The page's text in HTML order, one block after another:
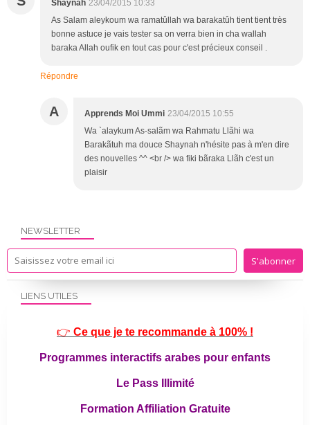
Shaynah 23/04/2015 10:33
As Salam aleykoum wa ramatûllah wa barakatûh tient tient très
bonne astuce je vais tester sa on verra bien in cha wallah
baraka Allah oufik en tout cas pour c'est précieux conseil .
Répondre
A Apprends Moi Ummi 23/04/2015 10:55
Wa `alaykum As-salãm wa Rahmatu Llãhi wa
Barakãtuh ma douce Shaynah n'hésite pas à m'en dire
des nouvelles ^^ <br /> wa fiki bãraka Llãh c'est un
plaisir
NEWSLETTER
LIENS UTILES
👉 Ce que je te recommande à 100% !
Programmes interactifs arabes pour enfants
Le Pass Illimité
Formation Affiliation Gratuite